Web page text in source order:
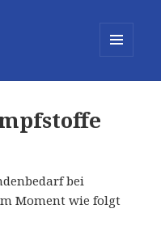
bei
Moment wie folgt